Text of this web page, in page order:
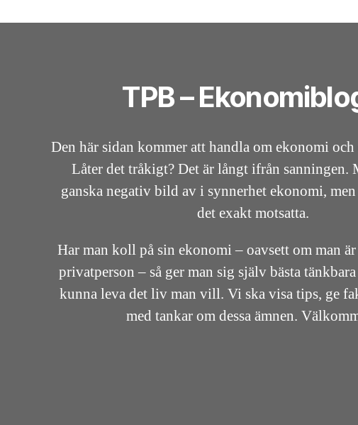
TPB –
Den här sidan kommer att handla om ekonomi
Låter det tråkigt? Det är långt ifrån sanningen.
ganska negativ bild av i synnerhet ekonomi,
det exakt motsatta.
Har man koll på sin ekonomi – oavsett om man
privatperson – så ger man sig själv bästa
kunna leva det liv man vill. Vi ska visa tips, ge
med tankar om dessa ämnen.